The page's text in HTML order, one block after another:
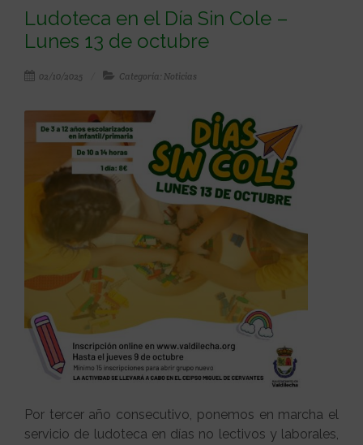
Ludoteca en el Día Sin Cole –
Lunes 13 de octubre
02/10/2025 Categoría: Noticias
Por tercer año consecutivo, ponemos en marcha el
servicio de ludoteca en días no lectivos y laborales,